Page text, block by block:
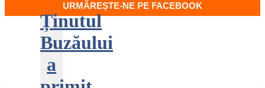
Ținutul
Buzăului
a
URMĂREȘTE-NE PE FACEBOOK